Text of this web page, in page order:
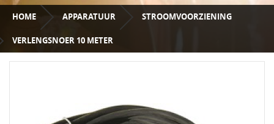
HOME APPARATUUR STROOMVOORZIENING
VERLENGSNOER 10 METER